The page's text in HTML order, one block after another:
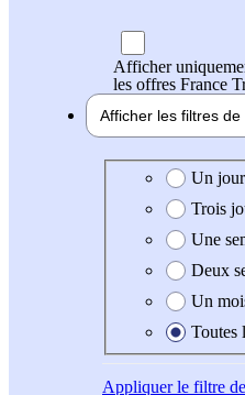
Afficher
les offres France
Afficher les filtres de
Date de création
Un jour
Trois
Une
Deux
Un
Toutes
Appliquerle filtre